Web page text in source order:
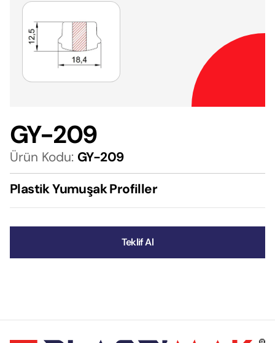
GY-209
Ürün Kodu: GY-209
Plastik Yumuşak Profiller
Teklif Al